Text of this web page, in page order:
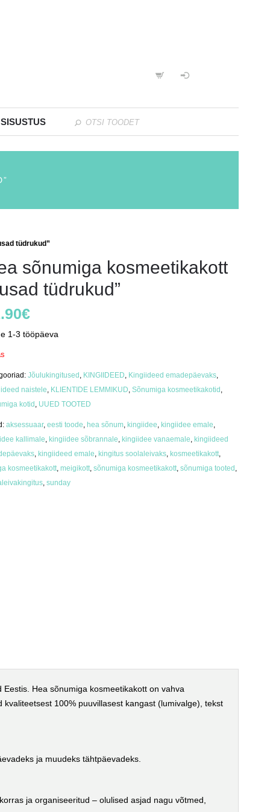
tüdrukud”
sõnumiga kosmeetikakott
tüdrukud”
€
1-3 tööpäeva
Jõulukingitused KINGIIDEED Kingiideed emadepäevaks
naistele KLIENTIDE LEMMIKUD ,Sõnumiga kosmeetikakotid
kotid UUED TOOTED
aksessuaar,eesti toode ,hea sõnum ,kingiidee ,kingiidee emale
kallimale ,kingiidee sõbrannale ,kingiidee vanaemale ,kingiideed
,kingiideed emale ,kingitus soolaleivaks ,kosmeetikakott
kosmeetikakott ,meigikott ,sõnumiga kosmeetikakott ,sõnumiga tooted
,sunday
Hea sõnumiga kosmeetikakott on vahva
100% puuvillasest kangast (lumivalge), tekst
ja muudeks tähtpäevadeks.
ja organiseeritud – olulised asjad nagu võtmed,